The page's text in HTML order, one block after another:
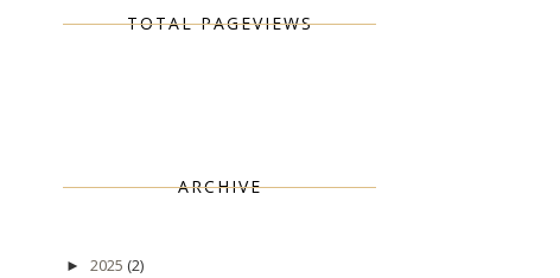
TOTAL PAGEVIEWS
ARCHIVE
► 2025 (2)